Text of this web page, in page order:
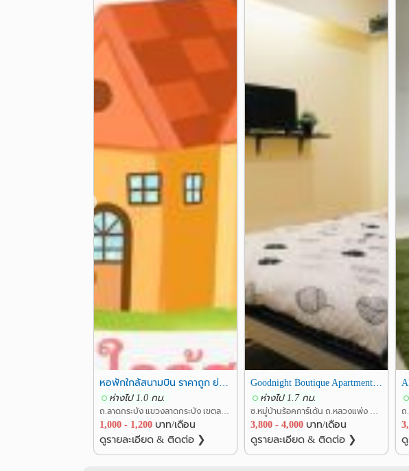
ห่างไป 1.0 กม.
ถ.ลาดกระบัง แขวงลาดกระบัง เขตลาดกระบัง กรุงเทพ
1,000 - 1,200 บาท/เดือน
ดูรายละเอียด & ติดต่อ ❯
ห่างไป 1.7 กม.
ซ.หมู่บ้านร้อคการ์เด้น ถ.หลวงแพ่ง แขวงลาดกระบัง เขตลาดกระบัง กรุงเทพ
3,800 - 4,000 บาท/เดือน
ดูรายละเอียด & ติดต่อ ❯